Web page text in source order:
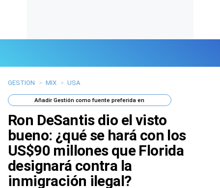
Últimas Noticias
Mi Bolsillo
Gente
Vida Laboral
GESTION > MIX > USA
AñadirGestión como fuente preferida en
Ron DeSantis dio el visto
bueno: ¿qué se hará con los
US$90 millones que Florida
designará contra la
inmigración ilegal?